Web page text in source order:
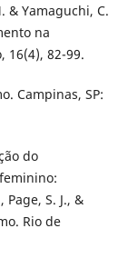
& Yamaguchi, C.
na
16(4), 82-99.
Campinas, SP:
do
S. J., &
Rio de